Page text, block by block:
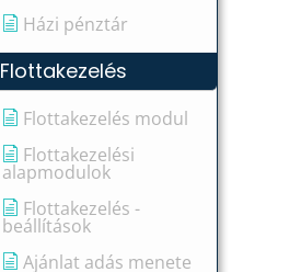
Házi pénztár
Flottakezelés
Flottakezelés modul
Flottakezelési
alapmodulok
Flottakezelés -
beállítások
Ajánlat adás menete